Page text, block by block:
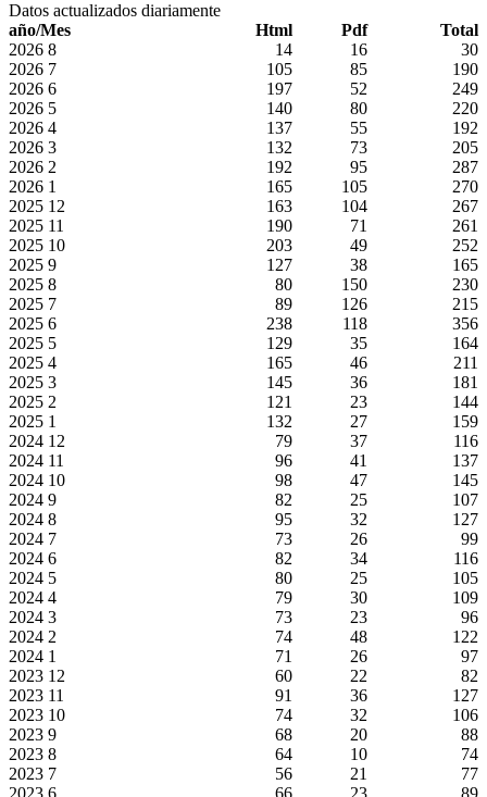
Datos actualizados diariamente
año/Mes
Html Pdf
Total
2026 8 14 16
30
2026 7 105 85
190
2026 6 197 52
249
2026 5 140 80
220
2026 4 137 55
192
2026 3 132 73
205
2026 2 192 95
287
2026 1 165 105
270
2025 12 163 104
267
2025 11 190 71
261
2025 10 203 49
252
2025 9 127 38
165
2025 8 80 150
230
2025 7 89 126
215
2025 6 238 118
356
2025 5 129 35
164
2025 4 165 46
211
2025 3 145 36
181
2025 2 121 23
144
2025 1 132 27
159
2024 12 79 37
116
2024 11 96 41
137
2024 10 98 47
145
2024 9 82 25
107
2024 8 95 32
127
2024 7 73 26
99
2024 6 82 34
116
2024 5 80 25
105
2024 4 79 30
109
2024 3 73 23
96
2024 2 74 48
122
2024 1 71 26
97
2023 12 60 22
82
2023 11 91 36
127
2023 10 74 32
106
2023 9 68 20
88
2023 8 64 10
74
2023 7 56 21
77